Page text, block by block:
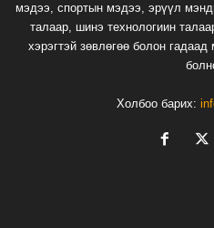
мэдээ, спортын мэдээ, эрүүл
талаар, шинэ технологиин
хэрэгтэй зөвлөгөө болон
Холбоо барих: